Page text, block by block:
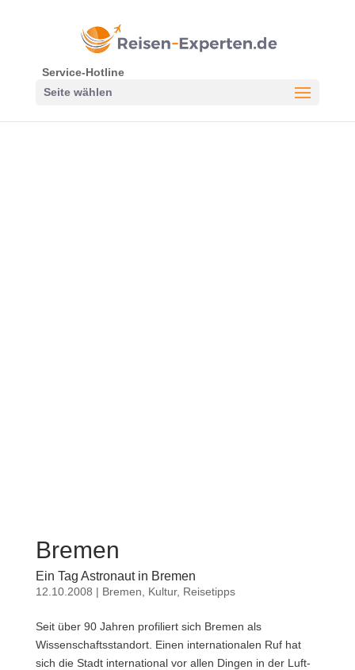
Service-Hotline
Seite wählen
Bremen
Ein Tag Astronaut in Bremen
12.10.2008 | Bremen Kultur, Reisetipps
Seit über 90 Jahren profiliert sich Bremen als
Wissenschaftsstandort. Einen internationalen Ruf hat
sich die Stadt international vor allen Dingen in der Luft-